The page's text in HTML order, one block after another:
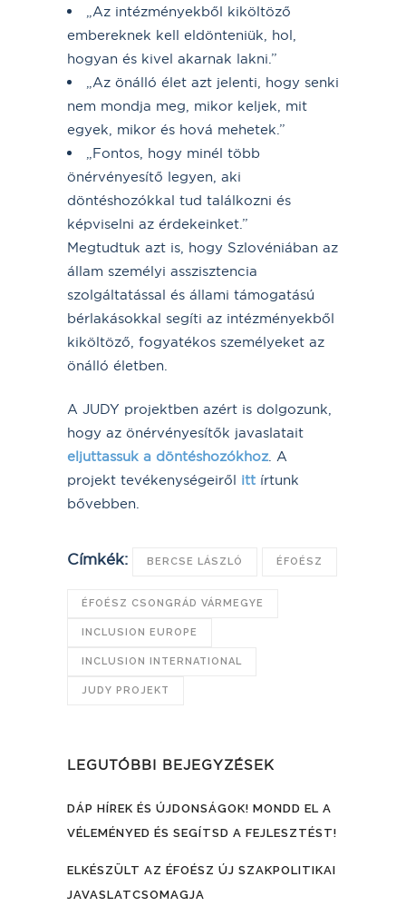
„Az intézményekből kiköltöző
embereknek kell eldönteniük, hol,
hogyan és kivel akarnak lakni.”
„Az önálló élet azt jelenti, hogy senki
nem mondja meg, mikor keljek, mit
egyek, mikor és hová mehetek.”
„Fontos, hogy minél több
önérvényesítő legyen, aki
döntéshozókkal tud találkozni és
képviselni az érdekeinket.”
Megtudtuk azt is, hogy Szlovéniában az
állam személyi asszisztencia
szolgáltatással és állami támogatású
bérlakásokkal segíti az intézményekből
kiköltöző, fogyatékos személyeket az
önálló életben.
A JUDY projektben azért is dolgozunk,
hogy az önérvényesítők javaslatait
eljuttassuk a döntéshozókhoz. A
projekt tevékenységeiről itt írtunk
bővebben.
Címkék: BERCSE LÁSZLÓ ÉFOÉSZ
ÉFOÉSZ CSONGRÁD VÁRMEGYE
INCLUSION EUROPE
INCLUSION INTERNATIONAL
JUDY PROJEKT
LEGUTÓBBI BEJEGYZÉSEK
DÁP HÍREK ÉS ÚJDONSÁGOK! MONDD EL A
VÉLEMÉNYED ÉS SEGÍTSD A FEJLESZTÉST!
ELKÉSZÜLT AZ ÉFOÉSZ ÚJ SZAKPOLITIKAI
JAVASLATCSOMAGJA